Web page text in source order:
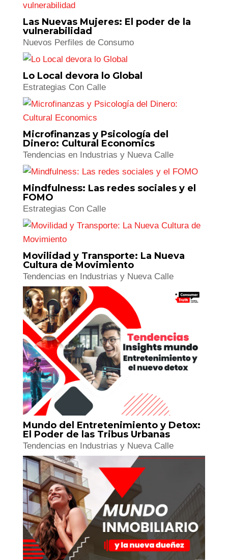
Las Nuevas Familias: Des-
jerarquizadas y Re-ensambladas
Las Nuevas Mujeres: El poder de la
Nuevos Perfiles de Consumo
Lo Local devora lo Global
Microfinanzas y Psicología del
Dinero: Cultural Economics
Mindfulness: Las redes sociales y el
FOMO
Estrategias Con Calle
Movilidad y Transporte: La Nueva
Cultura de Movimiento
Tendencias en Industrias y Nueva Calle
Mundo del Entretenimiento y Detox:
El Poder de las Tribus Urbanas
Tendencias en Industrias y Nueva Calle